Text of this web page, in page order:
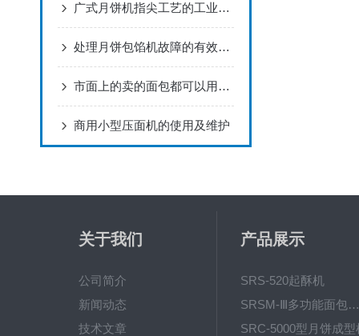
广式月饼机指尖工艺的工业化复刻
处理月饼包馅机故障的有效方法
市面上的卖的面包都可以用机器做出来
商用小型压面机的使用及维护
关于我们
公司简介
新闻动态
技术文章
产品展示
SRS-520起酥机
SRSM-Ⅲ多功能面包生产线 酥饼机
SRC-5000型月饼成型